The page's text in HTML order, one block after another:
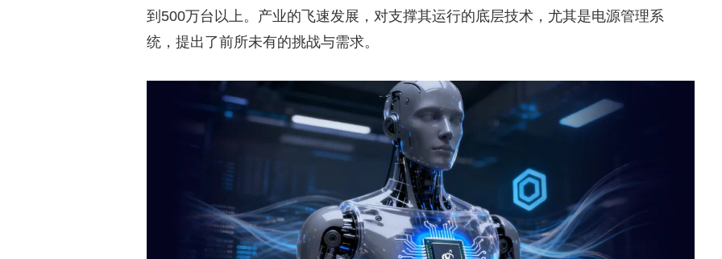
到500万台以上。产业的飞速发展，对支撑其运行的底层技术，尤其是电源管理系
统，提出了前所未有的挑战与需求。